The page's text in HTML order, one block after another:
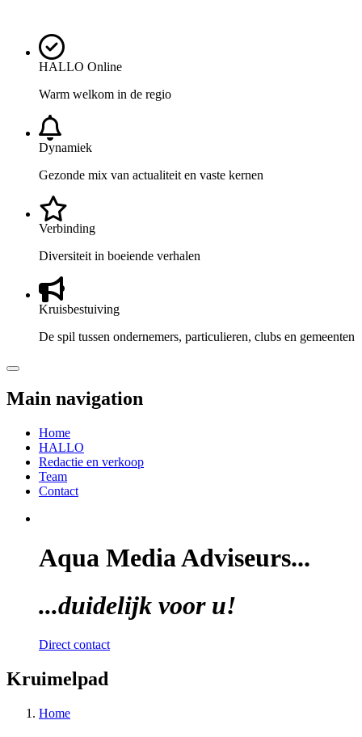
HALLO Online
Warm welkom in de regio
Dynamiek
Gezonde mix van actualiteit en vaste kernen
Verbinding
Diversiteit in boeiende verhalen
Kruisbestuiving
De spil tussen ondernemers, particulieren, clubs en gemeenten
Toggle navigation
Main navigation
Home
HALLO
Redactie en verkoop
Team
Contact
Aqua Media Adviseurs...
...duidelijk voor u!
Direct contact
Kruimelpad
Home